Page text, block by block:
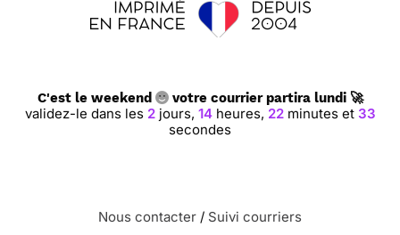
C'est le weekend votre courrier partira lundi 🚀
validez-le dans les 2jours, 14heures, 22minutes et 33
secondes
Nous contacter / Suivi courriers